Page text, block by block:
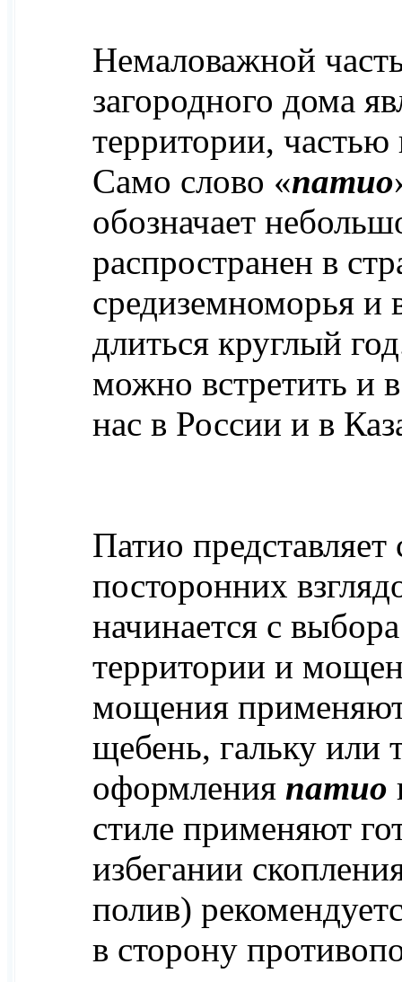
Немаловажной
загородного дома
территории, частью
Само слово «патио
обозначает
распространен в
средиземноморья и
длиться круглый
можно встретить и
нас в России и в
Патио
посторонних
начинается с
территории и
мощения
щебень, гальку или
оформления патио
стиле применяют
избегании
полив)
в сторону